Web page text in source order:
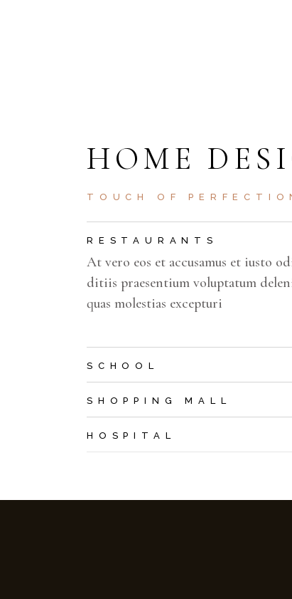
HOME
TOUCH OF
RESTAURANTS
At vero eos et accusamus et iusto
ditiis praesentium voluptatum
quas molestias excepturi
SCHOOL
SHOPPING MALL
HOSPITAL